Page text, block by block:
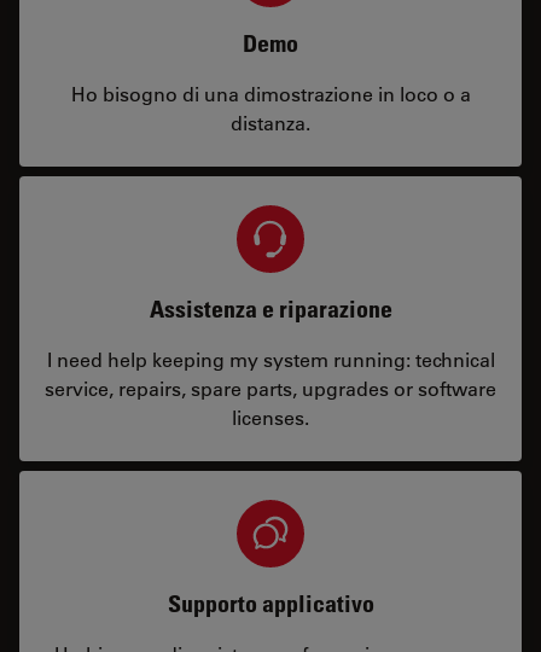
Demo
Ho bisogno di una dimostrazione in loco o a
distanza.
Assistenza e riparazione
I need help keeping my system running: technical
service, repairs, spare parts, upgrades or software
licenses.
Supporto applicativo